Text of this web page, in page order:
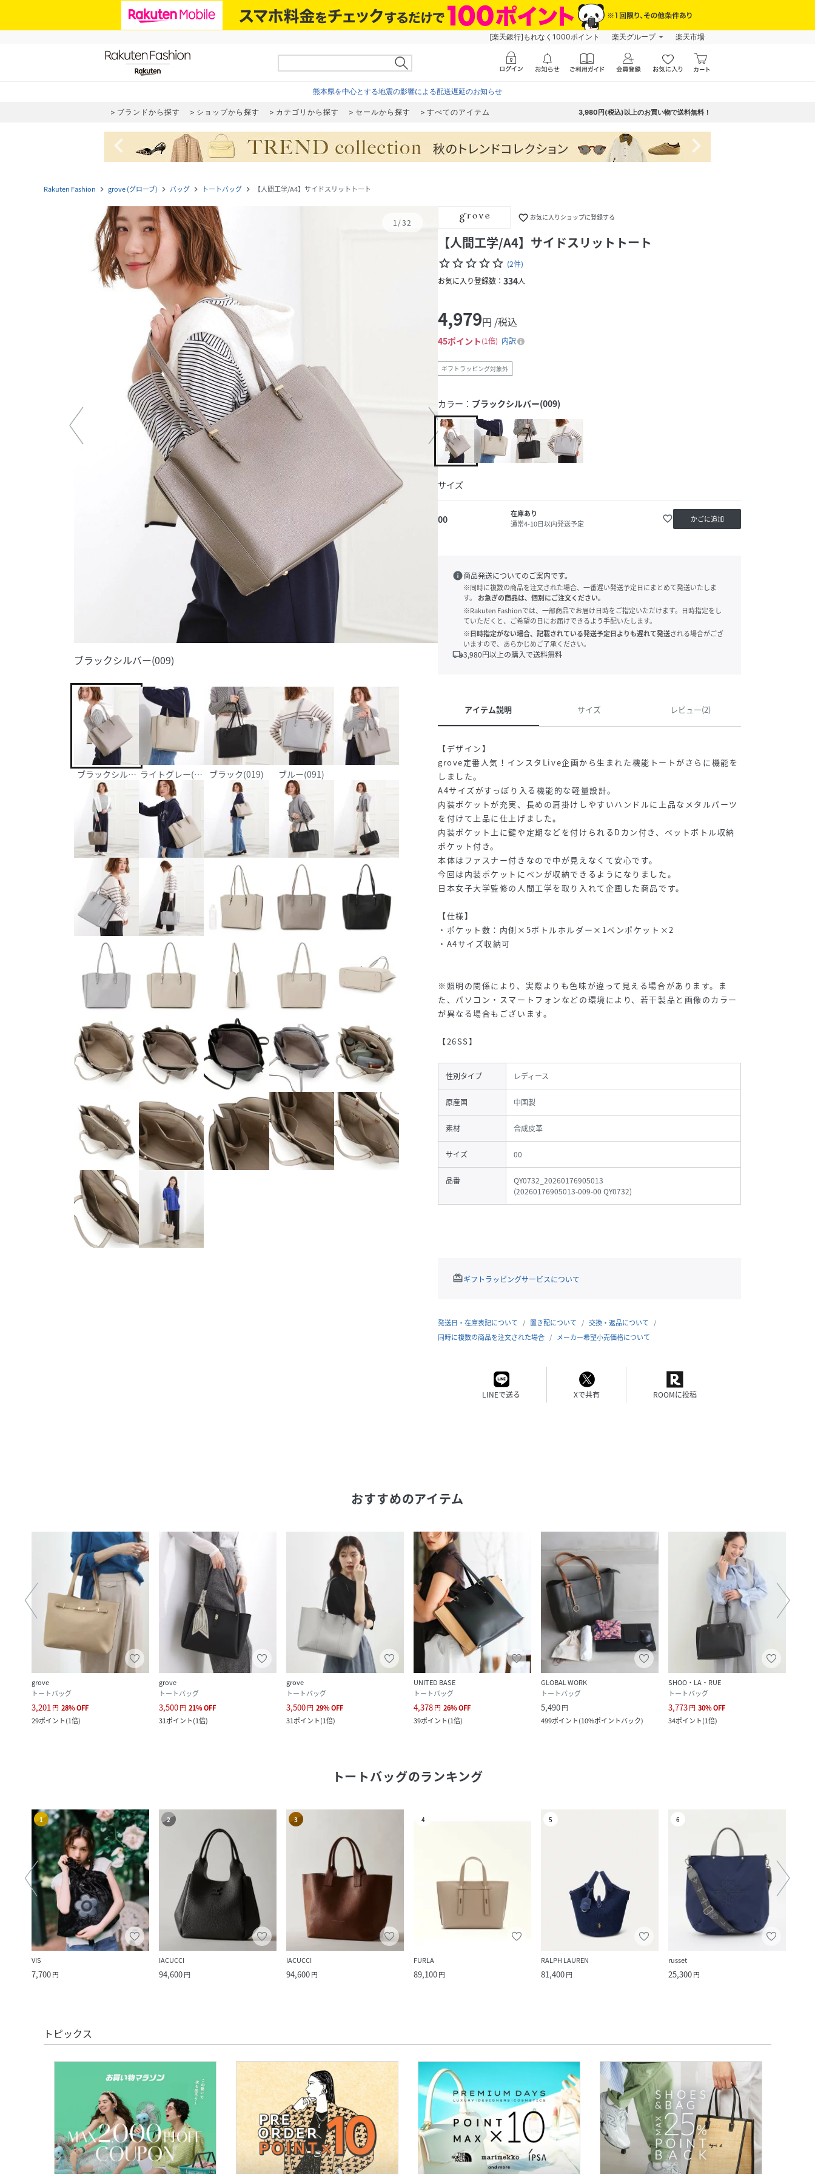
[楽天銀行]もれなく1000ポイント 楽天グループ 楽天市場
熊本県を中心とする地震の影響による配送遅延のお知らせ
ブランドから探す ショップから探す カテゴリから探す セールから探す すべてのアイテム 3,980円(税込)以上のお買い物で送料無料！
navigate_before navigate_next
Rakuten Fashion navigate_next grove (グローブ) navigate_next バッグ navigate_next トートバッグ navigate_next 【人間工学/A4】サイドスリットトート
1/32
ブラックシルバー(009)
ブラックシルバー(009)ライトグレー(011)ブラック(019) ブルー(091)
favorite_border お気に入りショップに登録する
【人間工学/A4】サイドスリットトート
star_borderstar_borderstar_borderstar_borderstar_border (2件)
お気に入り登録数： 334人
4,979円 /税込
45ポイント 1倍 内訳
ギフトラッピング対象外
カラー： ブラックシルバー(009)
サイズ
00
在庫あり
通常4-10日以内発送予定
favorite_border かごに追加
info商品発送についてのご案内です。
※同時に複数の商品を注文された場合、一番遅い発送予定日にまとめて発送いたしま
す。
お急ぎの商品は、個別にご注文ください。
※Rakuten Fashionでは、一部商品でお届け日時をご指定いただけます。日時指定をし
ていただくと、ご希望の日にお届けできるよう手配いたします。
※日時指定がない場合、記載されている発送予定日よりも遅れて発送される場合がござ
いますので、あらかじめご了承ください。
local_shipping3,980円以上の購入で送料無料
アイテム説明 サイズ レビュー(2)
【デザイン】
grove定番人気！インスタLive企画から生まれた機能トートがさらに機能を
しました。
A4サイズがすっぽり入る機能的な軽量設計。
内装ポケットが充実、長めの肩掛けしやすいハンドルに上品なメタルパーツ
を付けて上品に仕上げました。
内装ポケット上に鍵や定期などを付けられるDカン付き、ペットボトル収納
ポケット付き。
本体はファスナー付きなので中が見えなくて安心です。
今回は内装ポケットにペンが収納できるようになりました。
日本女子大学監修の人間工学を取り入れて企画した商品です。
【仕様】
・ポケット数：内側×5ボトルホルダー×1ペンポケット×2
・A4サイズ収納可
※照明の関係により、実際よりも色味が違って見える場合があります。ま
た、パソコン・スマートフォンなどの環境により、若干製品と画像のカラー
が異なる場合もございます。
【26SS】
性別タイプ レディース
原産国 中国製
素材 合成皮革
サイズ 00
品番
QY0732_20260176905013
(20260176905013-009-00 QY0732)
redeemギフトラッピングサービスについて
発送日・在庫表記について 置き配について
交換・返品について
同時に複数の商品を注文された場合
メーカー希望小売価格について
LINEで送る Xで共有 ROOMに投稿
おすすめのアイテム
grove
トートバッグ
3,201円 28%OFF
29ポイント(1倍)
grove
トートバッグ
3,500円 21%OFF
31ポイント(1倍)
grove
トートバッグ
3,500円 29%OFF
31ポイント(1倍)
UNITED BASE
トートバッグ
4,378円 26%OFF
39ポイント(1倍)
GLOBAL WORK
トートバッグ
5,490円
499ポイント(10%ポイントバック)
SHOO・LA・RUE
トートバッグ
3,773円 30%OFF
34ポイント(1倍)
トートバッグのランキング
1
VIS
7,700円
2
IACUCCI
94,600円
3
IACUCCI
94,600円
4
FURLA
89,100円
5
RALPH LAUREN
81,400円
6
russet
25,300円
トピックス